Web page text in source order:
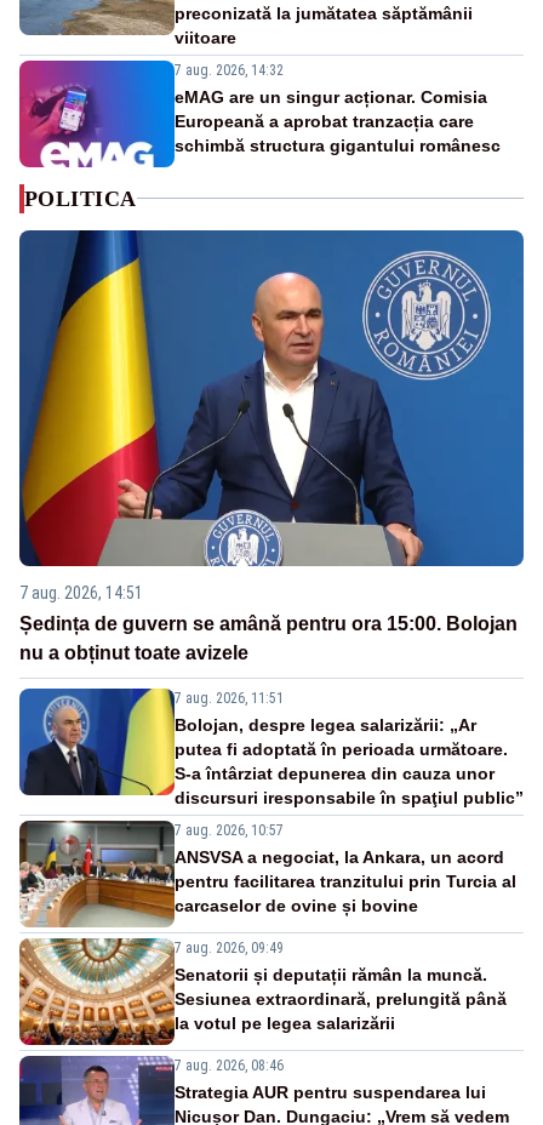
preconizată la jumătatea săptămânii
viitoare
7 aug. 2026, 14:32
eMAG are un singur acționar. Comisia
Europeană a aprobat tranzacția care
schimbă structura gigantului românesc
POLITICA
7 aug. 2026, 14:51
Ședința de guvern se amână pentru ora 15:00. Bolojan
nu a obținut toate avizele
7 aug. 2026, 11:51
Bolojan, despre legea salarizării: „Ar
putea fi adoptată în perioada următoare.
S-a întârziat depunerea din cauza unor
discursuri iresponsabile în spaţiul public”
7 aug. 2026, 10:57
ANSVSA a negociat, la Ankara, un acord
pentru facilitarea tranzitului prin Turcia al
carcaselor de ovine și bovine
7 aug. 2026, 09:49
Senatorii și deputații rămân la muncă.
Sesiunea extraordinară, prelungită până
la votul pe legea salarizării
7 aug. 2026, 08:46
Strategia AUR pentru suspendarea lui
Nicușor Dan. Dungaciu: „Vrem să vedem